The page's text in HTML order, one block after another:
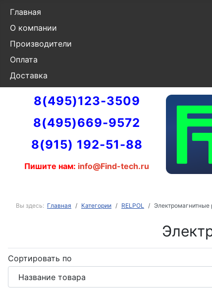
Главная
О компании
Производители
Оплата
Доставка
8(495)123-3509
8(495)669-9572
8(915) 192-51-88
Пишите нам: info@Find-tech.ru
Вы здесь: Главная Категории RELPOL Электромагнитные
Сортировать по